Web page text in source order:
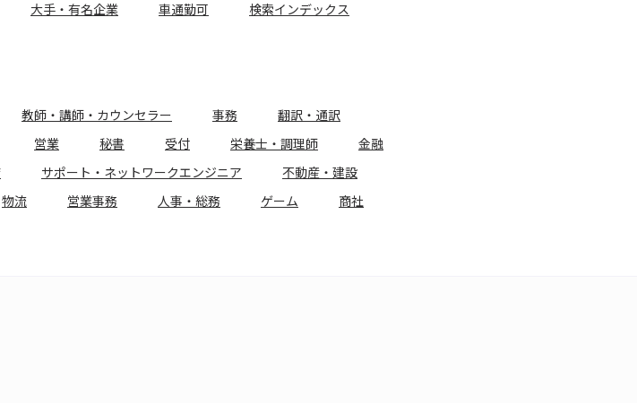
大手・有名企業 車通勤可 検索インデックス
教師・講師・カウンセラー 事務
翻訳・通訳
営業 秘書 受付 栄養士・調理師
金融
サポート・ネットワークエンジニア
不動産・建設
物流 営業事務 人事・総務 ゲーム
商社